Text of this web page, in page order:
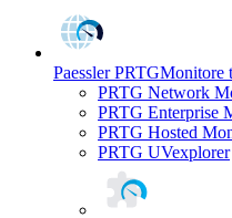
Paessler PRTGMonitore
PRTG Network
PRTG Enterprise
PRTG Hosted
PRTG UVexplorer